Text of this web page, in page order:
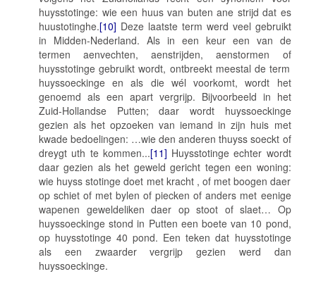
huysstotinge: wie een huus van buten ane strijd dat es
huustotinghe.[10] Deze laatste term werd veel gebruikt
in Midden-Nederland. Als in een keur een van de
termenaenvechten, aenstrijden, aenstormen of
huysstotinge gebruikt wordt, ontbreekt meestal de term
huyssoeckinge en als die wél voorkomt, wordt het
genoemd als een apart vergrijp. Bijvoorbeeld in het
Zuid-Hollandse Putten; daar wordt huyssoeckinge
gezien als het opzoeken van iemand in zijn huis met
kwade bedoelingen: …wie den anderen thuyss soeckt of
dreygt uth te kommen...[11] Huysstotingeechter wordt
daar gezien als het geweld gericht tegen een woning:
wie huyss stotinge doet met kracht , of met boogen daer
op schiet of met bylen of piecken of anders met eenige
wapenen geweldeliken daer op stoot of slaet… Op
huyssoeckinge stond in Putten een boete van 10 pond,
op huysstotinge40 pond. Een teken dat huysstotinge
als een zwaarder vergrijp gezien werd dan
huyssoeckinge.